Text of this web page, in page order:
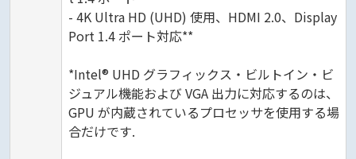
- 4K Ultra HD (UHD) 使用、HDMI 2.0、Display
Port 1.4 ポート対応**
*Intel® UHD グラフィックス・ビルトイン・ビ
ジュアル機能および VGA 出力に対応するのは、
GPU が内蔵されているプロセッサを使用する場
合だけです.